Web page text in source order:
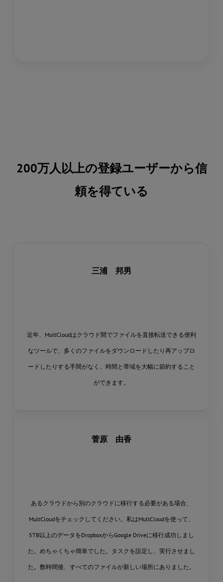
200万人以上の登録ユーザーから信
頼を得ている
三浦 邦男
近年、MultCloudはクラウド間でファイルを直接転送できる便利
なツールで、多くのファイルをダウンロードしたり再アップロ
ードしたりする手間がなく、時間と帯域を大幅に節約すること
ができます。
菅原 由香
あるクラウドから別のクラウドに移行する必要がある場合、
MultCloudをチェックしてください。私はMultCloudを使って、
5TB以上のデータをDropboxからGoogle Driveに移行成功しまし
た。めちゃくちゃ簡単でした。タスクを設定し、実行させまし
た。数時間後、すべてのファイルが新しい場所にありました。